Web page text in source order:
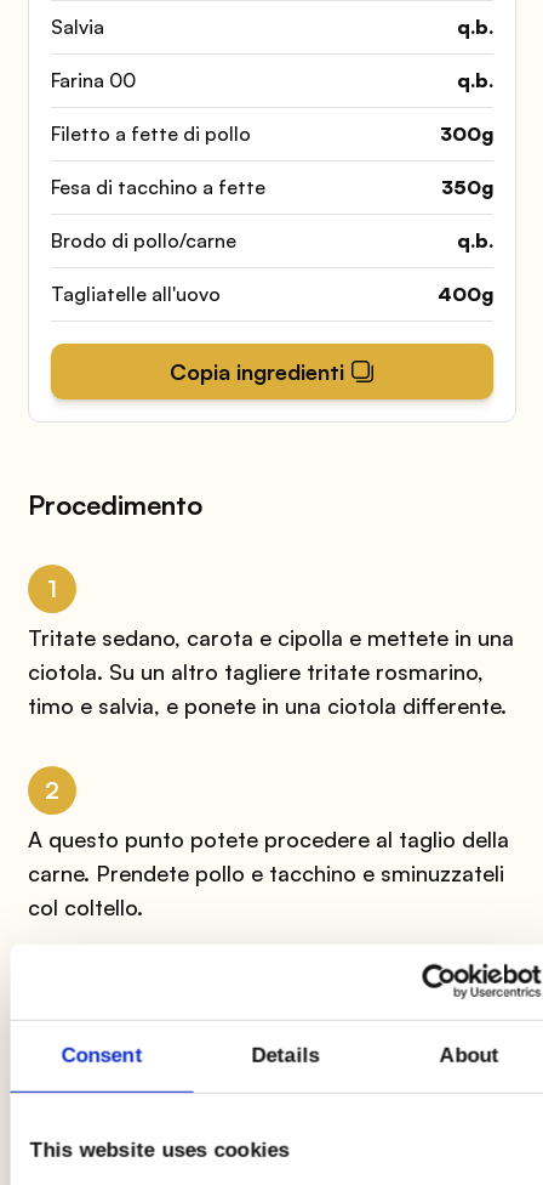
Consent Details About
This website uses cookies
Salvia q.b.
Farina 00 q.b.
Filetto a fette di pollo 300g
Fesa di tacchino a fette 350g
Brodo di pollo/carne q.b.
Tagliatelle all'uovo 400g
Copia ingredienti
Procedimento
1
Tritate sedano, carota e cipolla e mettete in una
ciotola. Su un altro tagliere tritate rosmarino,
timo e salvia, e ponete in una ciotola differente.
2
A questo punto potete procedere al taglio della
carne. Prendete pollo e tacchino e sminuzzateli
col coltello.
Versate due cucchiai d’olio in una pentola,
cipolla tritate e fate soffriggere. Ora togliete lo